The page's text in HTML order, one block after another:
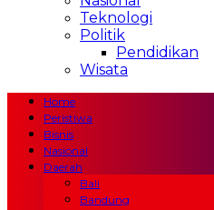
Teknologi
Politik
Pendidikan
Wisata
Home
Peristiwa
Bisnis
Nasional
Daerah
Bali
Bandung